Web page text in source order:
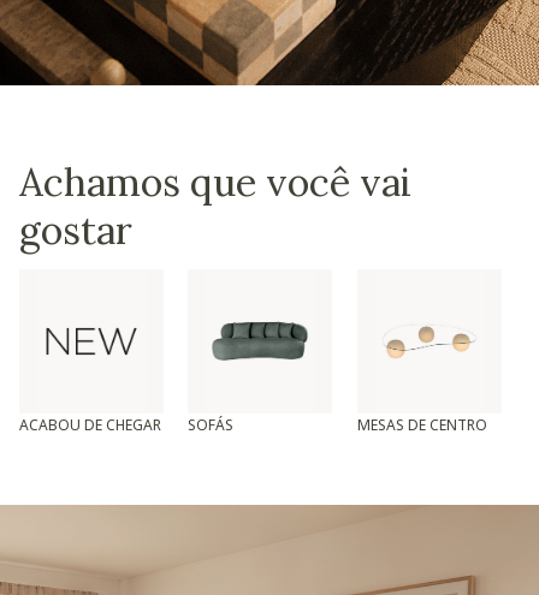
Achamos que você vai
gostar
ACABOU DE CHEGAR SOFÁS MESAS DE CENTRO